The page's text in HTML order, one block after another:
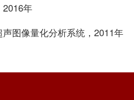
2016年
图像量化分析系统，2011年